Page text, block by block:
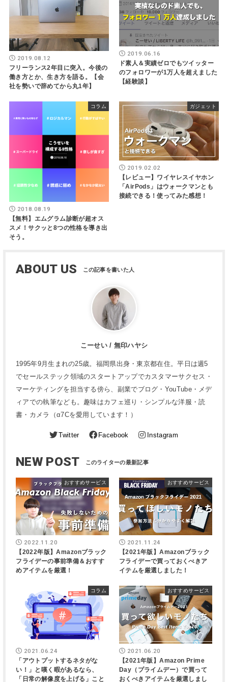
2019.08.12
フリーランス2年目に突入。今後の
働き方とか、生き方を語る。【会
社を勢いで辞めてから丸1年】
2019.06.16
ド素人＆実績ゼロでもツイッター
のフォロワーが1万人を超えました
【経験談】
コラム
2018.08.19
【無料】エムグラム診断が超オス
スメ！サクッと8つの性格を導き出
そう。
ガジェット
2019.02.02
【レビュー】ワイヤレスイヤホン
「AirPods」はウォークマンとも
接続できる！使ってみた感想！
ABOUT US
こーせい / 無印ハヤシ
1995年9月生まれの25歳。福岡県出身・東京都在住。平日は週5
でセールステック領域のスタートアップでカスタマーサクセス・
マーケティングを担当する傍ら、副業でブログ・YouTube・メデ
ィアでの執筆なども。趣味はカフェ巡り・シンプルな洋服・読
書・カメラ（α7Cを愛用しています！）
Twitter Facebook Instagram
NEW POST
おすすめサービス
2022.11.20
【2022年版】Amazonブラック
フライデーの事前準備＆おすす
めアイテムを厳選！
おすすめサービス
2021.11.24
【2021年版】Amazonブラック
フライデーで買っておくべきア
イテムを厳選しました！
コラム
2021.06.24
「アウトプットするネタがな
い！」と嘆く暇があるなら、
「日常の解像度を上げる」こと
おすすめサービス
2021.06.20
【2021年版】Amazon Prime
Day（プライムデー）で買って
おくべきアイテムを厳選しまし